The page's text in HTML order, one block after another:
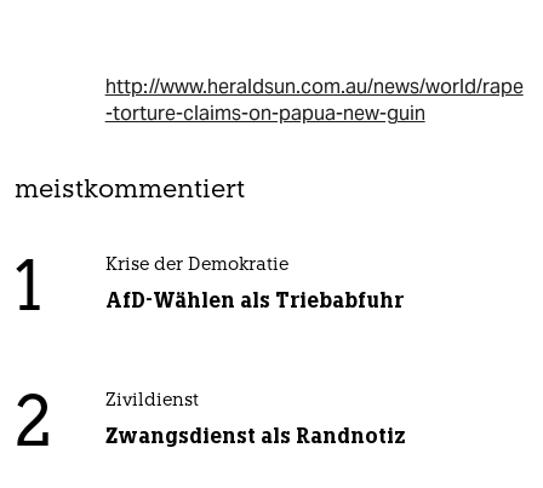
http://www.heraldsun.com.au/news/world/rape
-torture-claims-on-papua-new-guin
meistkommentiert
1 Krise der Demokratie
AfD-Wählen als Triebabfuhr
2 Zivildienst
Zwangsdienst als Randnotiz